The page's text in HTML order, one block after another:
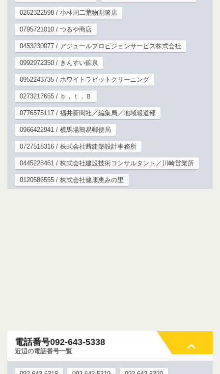
0262322598 / 小林周二荒物割箸店
0795721010 / つるや商店
0453230077 / アジュールプロビジョンサービス株式会社
0992972350 / きんすい鉱泉
0952243735 / ホワイトラビットクリーニング
0273217655 / ｂ．ｔ．Ｂ
0776575117 / 福井新聞社／編集局／地域報道部
0966422941 / 横馬場簡易郵便局
0727518316 / 株式会社茜建築設計事務所
0445228461 / 株式会社建設技術コンサルタント／川崎営業所
0120586555 / 株式会社健康恵みの里
電話番号092-643-5338
近辺の電話番号一覧